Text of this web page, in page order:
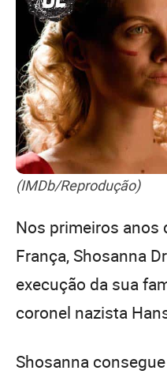
(IMDb/Reprodução)
Nos primeiros anos
França, Shosanna
execução da sua
coronel nazista
Shosanna